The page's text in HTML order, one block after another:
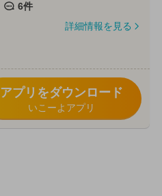
6件
詳細情報を見る
アプリをダウンロード
いこーよアプリ